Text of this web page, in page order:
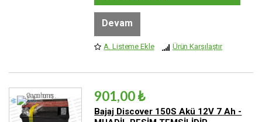
Devam
A. Listeme Ekle Ürün Karşılaştır
901,00 ₺
Bajaj Discover 150S Akü 12V 7 Ah -